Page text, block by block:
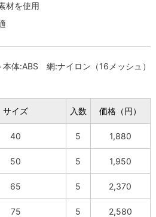
材を使用
本体:ABS 網:ナイロン（16メッシュ）
サイズ 入数 価格（円）
40 5 1,880
50 5 1,950
65 5 2,370
75 5 2,580